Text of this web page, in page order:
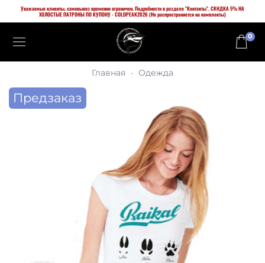
Уважаемые клиенты, самовывоз временно ограничен. Подробности в разделе "Контакты". СКИДКА 5% НА
ХОЛОСТЫЕ ПАТРОНЫ ПО КУПОНУ - COLDPEAK2026 (Не распространяется на комплекты)
0
Главная Одежда
Предзаказ